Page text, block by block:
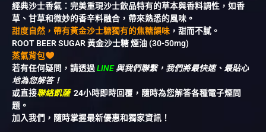
經典沙士香氣：完美重現沙士飲品特有的草本與香料調性，如香
草、甘草和微妙的香辛料融合，帶來熟悉的風味。
甜度自然，帶有黃金沙士糖獨有的焦糖韻味 ，甜而不膩。
ROOT BEER SUGAR 黃金沙士糖 煙油 (30-50mg)
蒸氣背包
若有任何疑問，請透過 LINE與我們聯繫，我們將最快速、最貼心
地為您解答！
或直接聯絡凱薩 24小時即時回覆，隨時為您解答各種電子煙問
題。
加入我們，隨時掌握最新優惠和獨家資訊！